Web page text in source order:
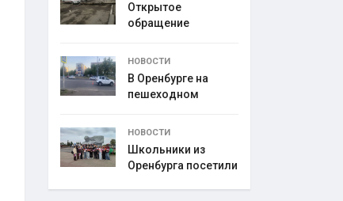
Открытое
обращение
НОВОСТИ
В Оренбурге на
пешеходном
НОВОСТИ
Школьники из
Оренбурга посетили